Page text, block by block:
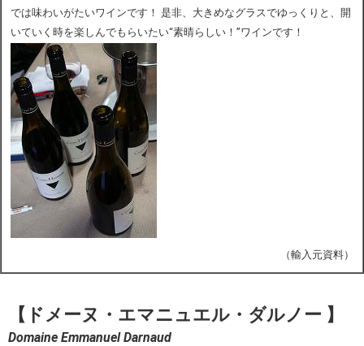
では味わいがたいワインです！ 是非、大きめなグラスでゆっくりと、開
いていく時を楽しんでもらいたい“素晴らしい！”ワインです！
（輸入元資料）
【ドメーヌ・エマニュエル・ダルノー 】
Domaine Emmanuel Darnaud